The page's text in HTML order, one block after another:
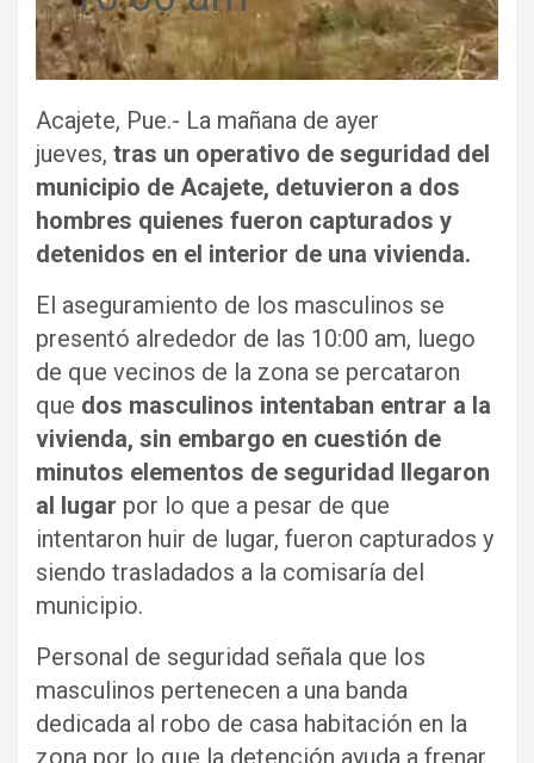
Acajete, Pue.- La mañana de ayer
jueves, tras un operativo de seguridad del
municipio de Acajete, detuvieron a dos
hombres quienes fueron capturados y
detenidos en el interior de una vivienda.
El aseguramiento de los masculinos se
presentó alrededor de las 10:00 am, luego
de que vecinos de la zona se percataron
que dos masculinos intentaban entrar a la
vivienda, sin embargo en cuestión de
minutos elementos de seguridad llegaron
al lugar por lo que a pesar de que
intentaron huir de lugar, fueron capturados y
siendo trasladados a la comisaría del
municipio.
Personal de seguridad señala que los
masculinos pertenecen a una banda
dedicada al robo de casa habitación en la
zona por lo que la detención ayuda a frenar